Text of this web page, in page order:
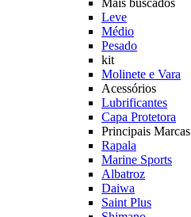
Mais buscados
Leve
Médio
Pesado
kit
Molinete e Vara
Acessórios
Lubrificantes
Capa Protetora
Principais Marcas
Rapala
Marine Sports
Albatroz
Daiwa
Saint Plus